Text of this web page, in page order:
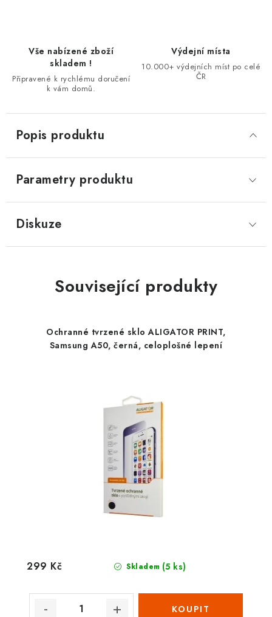
Vše nabízené zboží
skladem !
Připravené k rychlému doručení
k vám domů.
Výdejní místa
10.000+ výdejních míst po celé
ČR
Popis produktu
Parametry produktu
Diskuze
Související produkty
Ochranné tvrzené sklo ALIGATOR PRINT,
Samsung A50, černá, celoplošné lepení
Skladem (5 ks)
299 Kč